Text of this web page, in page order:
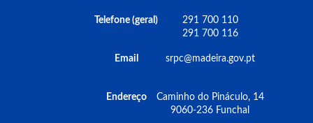
da Direção Regional da Saúde, com a
dinamização da Campanha "Operação Verão,
SESARAM, EPERAM, com a abordagem dos
Águas-Vivas e Malefícios de Ultravioleta”.
Esteve presente nesta atividade o secretário
Telefone (geral)
Email
Endereço
291 700 110
291 700 116
srpc@madeira.gov.pt
Caminho do Pináculo, 14
9060-236 Funchal